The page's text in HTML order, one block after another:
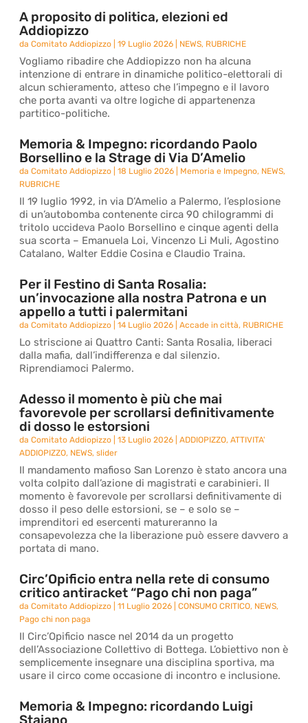
A proposito di politica, elezioni ed
Addiopizzo
daComitato Addiopizzo |19 Luglio 2026 NEWS, RUBRICHE
Vogliamo ribadire che Addiopizzo non ha alcuna
intenzione di entrare in dinamiche politico-elettorali di
alcun schieramento, atteso che l’impegno e il lavoro
che porta avanti va oltre logiche di appartenenza
partitico-politiche.
Memoria & Impegno: ricordando Paolo
Borsellino e la Strage di Via D’Amelio
daComitato Addiopizzo |18 Luglio 2026 Memoria e Impegno, NEWS,
RUBRICHE
Il 19 luglio 1992, in via D’Amelio a Palermo, l’esplosione
di un’autobomba contenente circa 90 chilogrammi di
tritolo uccideva Paolo Borsellino e cinque agenti della
sua scorta – Emanuela Loi, Vincenzo Li Muli, Agostino
Catalano, Walter Eddie Cosina e Claudio Traina.
Per il Festino di Santa Rosalia:
un’invocazione alla nostra Patrona e un
appello a tutti i palermitani
daComitato Addiopizzo |14 Luglio 2026 |Accade in città, RUBRICHE
Lo striscione ai Quattro Canti: Santa Rosalia, liberaci
dalla mafia, dall’indifferenza e dal silenzio.
Riprendiamoci Palermo.
Adesso il momento è più che mai
favorevole per scrollarsi definitivamente
di dosso le estorsioni
daComitato Addiopizzo |13 Luglio 2026 |ADDIOPIZZO,ATTIVITA'
ADDIOPIZZO, NEWS,slider
Il mandamento mafioso San Lorenzo è stato ancora una
volta colpito dall’azione di magistrati e carabinieri. Il
momento è favorevole per scrollarsi definitivamente di
dosso il peso delle estorsioni, se – e solo se –
imprenditori ed esercenti matureranno la
consapevolezza che la liberazione può essere davvero a
portata di mano.
Circ’Opificio entra nella rete di consumo
critico antiracket “Pago chi non paga”
daComitato Addiopizzo |11 Luglio 2026 |CONSUMO CRITICO, NEWS,
Pago chi non paga
Il Circ’Opificio nasce nel 2014 da un progetto
dell’Associazione Collettivo di Bottega. L’obiettivo non è
semplicemente insegnare una disciplina sportiva, ma
usare il circo come occasione di incontro e inclusione.
Memoria & Impegno: ricordando Luigi